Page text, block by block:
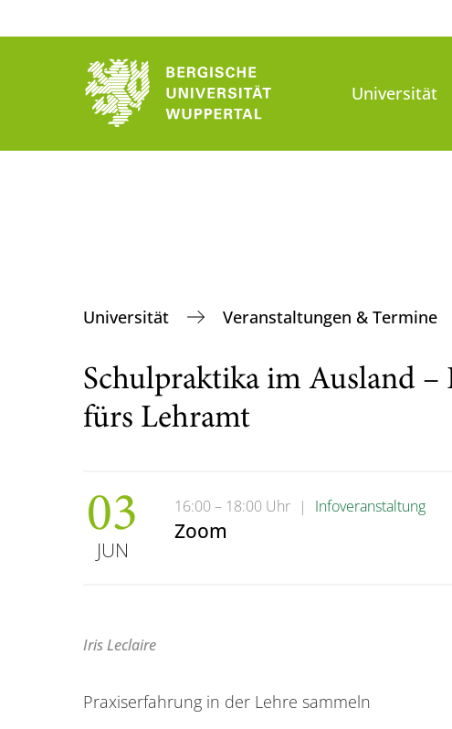
Universität
Universität Veranstaltungen & Termine
Schulpraktika im Ausland –
fürs Lehramt
03
JUN
16:00 – 18:00 Uhr | Infoveranstaltung
Zoom
Iris Leclaire
Praxiserfahrung in der Lehre sammeln